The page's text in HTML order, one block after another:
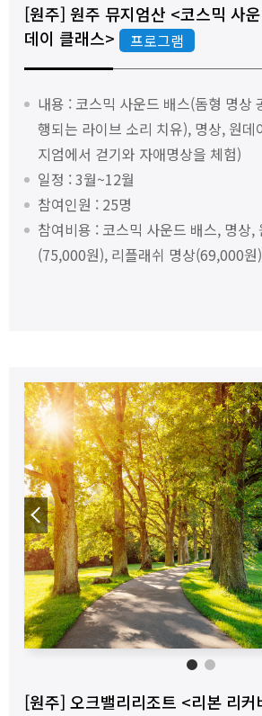
[원주] 원주 뮤지엄산 <코스믹 사
데이 클래스> 프로그램
내용 : 코스믹 사운드 배스(돔형 명상
행되는 라이브 소리 치유), 명상, 원
지엄에서 걷기와 자애명상을 체험)
일정 : 3월~12월
참여인원 : 25명
참여비용 : 코스믹 사운드 배스, 명상,
(75,000원), 리플래쉬 명상(69,000원)
◀
1 2
[원주] 오크밸리리조트 <리본 리